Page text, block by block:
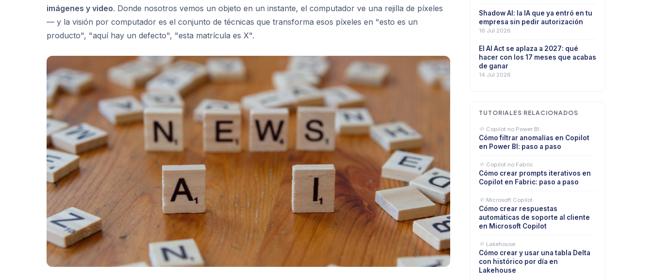
imágenes y video. Donde nosotros vemos un objeto en un instante, el computador ve una rejilla de píxeles
— y la visión por computador es el conjunto de técnicas que transforma esos píxeles en "esto es un
producto", "aquí hay un defecto", "esta matrícula es X".
Shadow AI: la IA que ya entró en tu
empresa sin pedir autorización
16 Jul 2026
El AI Act se aplaza a 2027: qué
hacer con los 17 meses que acabas
de ganar
14 Jul 2026
TUTORIALES RELACIONADOS
Copilot no Power BI
Cómo filtrar anomalías en Copilot
en Power BI: paso a paso
Copilot no Fabric
Cómo crear prompts iterativos en
Copilot en Fabric: paso a paso
Microsoft Copilot
Cómo crear respuestas
automáticas de soporte al cliente
en Microsoft Copilot
Lakehouse
Cómo crear y usar una tabla Delta
con histórico por día en
Lakehouse